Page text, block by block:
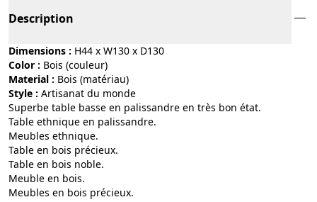
Description
Dimensions : H44 x W130 x D130
Color :
bois (couleur)
Material :
bois (matériau)
Style :
artisanat du monde
Superbe table basse en palissandre en très bon état.
Table ethnique en palissandre.
Meubles ethnique.
Table en bois précieux.
Table en bois noble.
Meuble en bois.
Meubles en bois précieux.